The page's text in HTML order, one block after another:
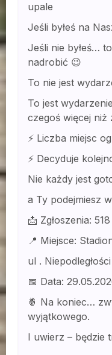
upale
Jeśli byłeś na
Jeśli nie byłeś…
nadrobić 😉
To nie jest
To jest
czegoś więcej niż
⚡ Liczba miejsc
⚡ Decyduje
Nie każdy jest
a Ty podejmiesz
📩 Zgłoszenia:
📍 Miejsce:
ul . Niepodległości
📅 Data:
🍍 Na koniec…
wyjątkowego.
I uwierz – będzie